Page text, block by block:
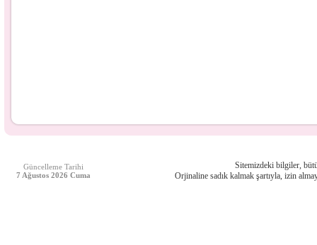
Güncelleme Tarihi
7 Ağustos 2026 Cuma
Sitemizdeki bilgiler,
Orjinaline sadık kalmak şartıyla, izin